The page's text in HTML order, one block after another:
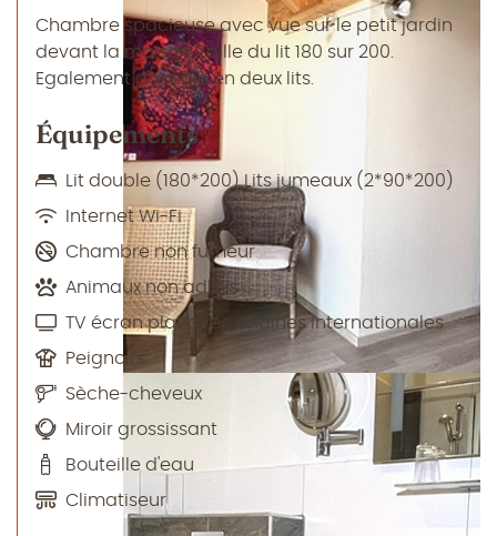
Chambre spacieuse avec vue sur le petit jardin
devant la maison. Taille du lit 180 sur 200.
Egalement possible en deux lits.
Équipements
Lit double (180*200) Lits jumeaux (2*90*200)
Internet Wi-Fi
Chambre non fumeur
Animaux non admis
TV écran plat avec chaînes internationales
Peignoirs
Sèche-cheveux
Miroir grossissant
Bouteille d'eau
Climatiseur